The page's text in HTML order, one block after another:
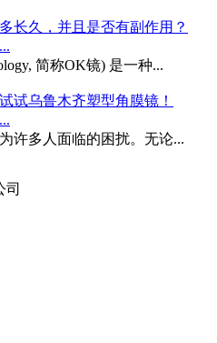
简称OK镜) 是一种...
许多人面临的困扰。无论...
司